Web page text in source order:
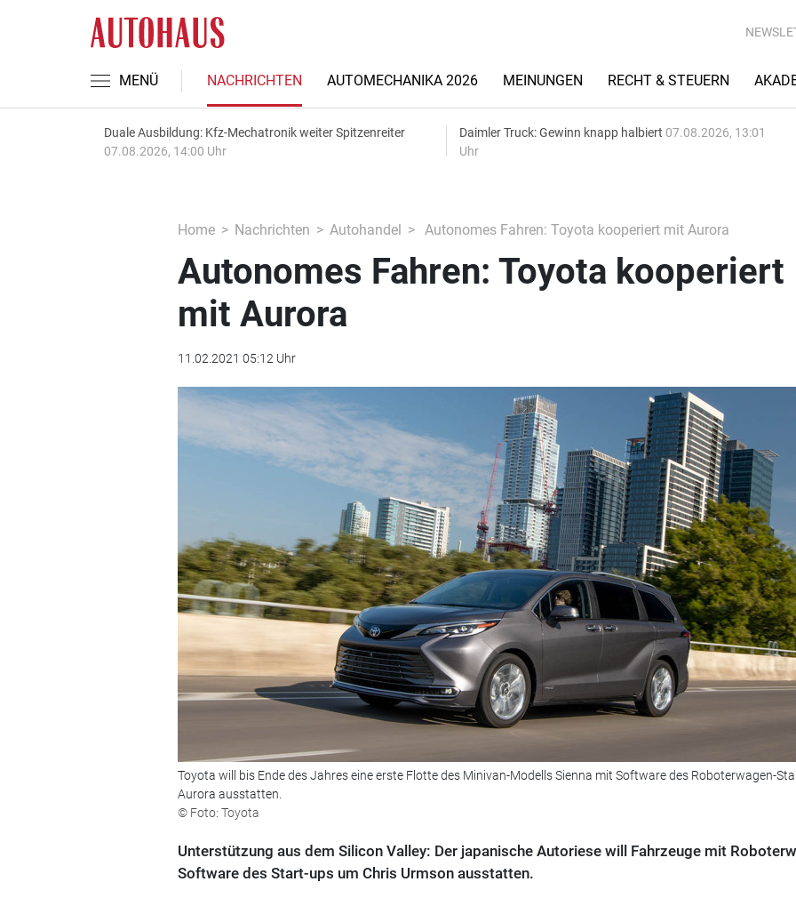
MENÜ NACHRICHTEN AUTOMECHANIKA 2026 MEINUNGEN RECHT & STEUERN
Duale Ausbildung: Kfz-Mechatronik weiter Spitzenreiter
07.08.2026, 14:00 Uhr
Daimler Truck: Gewinn knapp halbiert 07.08.2026, 13:01
Uhr
Home Nachrichten Autohandel Autonomes Fahren: Toyota kooperiert mit Aurora
Autonomes Fahren: Toyota kooperiert
mit Aurora
11.02.2021 05:12 Uhr
Toyota will bis Ende des Jahres eine erste Flotte des Minivan-Modells Sienna mit Software des Roboterwagen-
Aurora ausstatten.
© Foto: Toyota
Unterstützung aus dem Silicon Valley: Der japanische Autoriese will Fahrzeuge mit
Software des Start-ups um Chris Urmson ausstatten.